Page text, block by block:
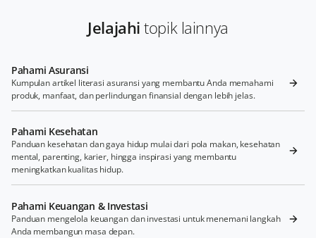
Jelajahitopik lainnya
Pahami Asuransi
Kumpulan artikel literasi asuransi yang membantu Anda memahami
produk, manfaat, dan perlindungan finansial dengan lebih jelas.
Pahami Kesehatan
Panduan kesehatan dan gaya hidup mulai dari pola makan, kesehatan
mental, parenting, karier, hingga inspirasi yang membantu
meningkatkan kualitas hidup.
Pahami Keuangan & Investasi
Panduan mengelola keuangan dan investasi untuk menemani langkah
Anda membangun masa depan.